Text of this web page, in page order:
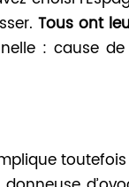
Tous ont
: cause de